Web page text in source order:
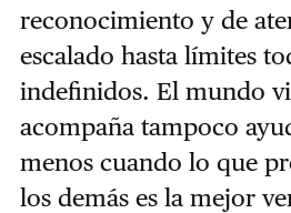
reconocimiento y de
escalado hasta límites
indefinidos. El mundo
acompaña tampoco
menos cuando lo que
los demás es la mejor